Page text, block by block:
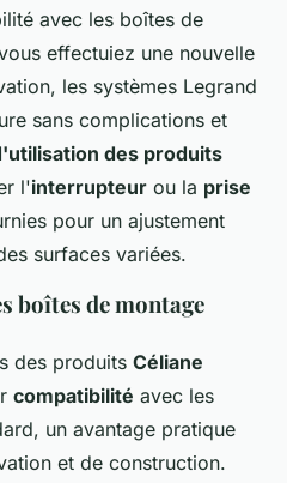
avec les boîtes de
effectuiez une nouvelle
les systèmes Legrand
sans complications et
des produits
l'interrupteur ou la prise
pour un ajustement
surfaces variées.
boîtes de montage
des produits Céliane
compatibilité avec les
un avantage pratique
et de construction.